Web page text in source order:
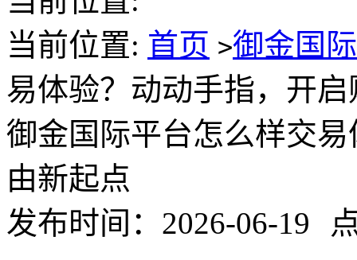
当前位置: 首页 >御金国
易体验？动动手指，开
御金国际平台怎么样交
由新起点
发布时间：2026-06-19